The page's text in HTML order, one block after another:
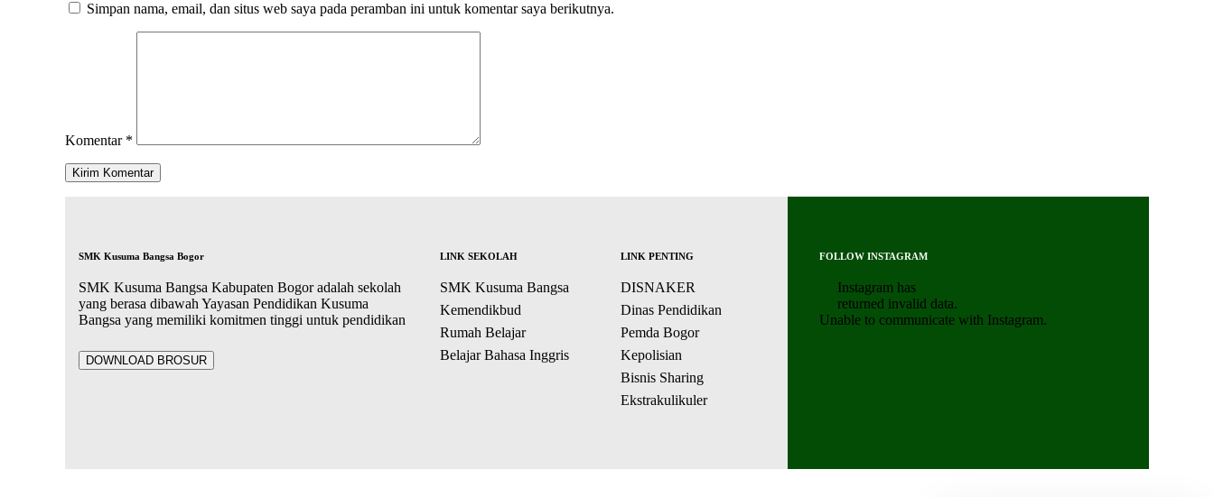
Simpan nama, email, dan situs web saya pada peramban ini untuk komentar saya berikutnya.
Komentar *
SMK Kusuma Bangsa Bogor
SMK Kusuma Bangsa Kabupaten Bogor adalah sekolah
yang berasa dibawah Yayasan Pendidikan Kusuma
Bangsa yang memiliki komitmen tinggi untuk pendidikan
DOWNLOAD BROSUR
LINK SEKOLAH
SMK Kusuma Bangsa
Kemendikbud
Rumah Belajar
Belajar Bahasa Inggris
LINK PENTING
DISNAKER
Dinas Pendidikan
Pemda Bogor
Kepolisian
Bisnis Sharing
Ekstrakulikuler
FOLLOW INSTAGRAM
Instagram has
returned invalid data.
Unable to communicate with Instagram.